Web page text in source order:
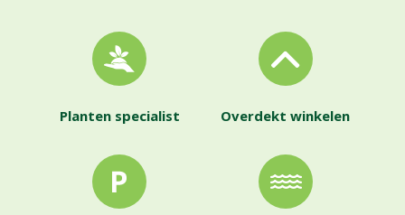
Planten specialist Overdekt winkelen